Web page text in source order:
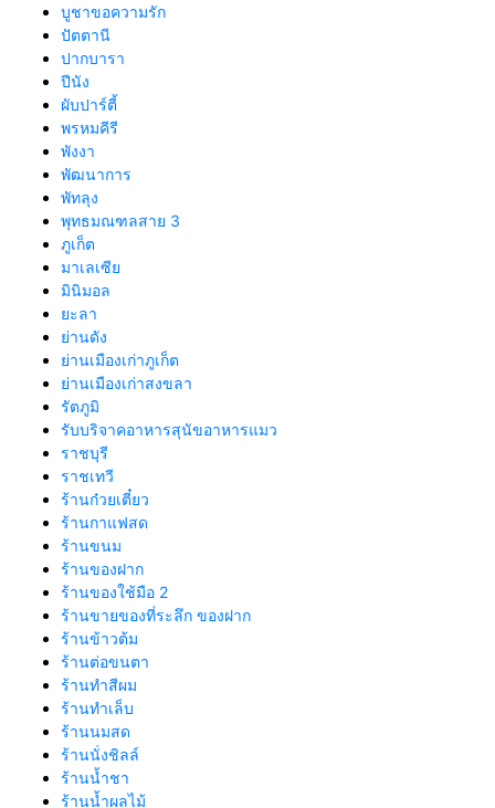
บูชาขอความรัก
ปัตตานี
ปากบารา
ปีนัง
ผับปาร์ตี้
พรหมคีรี
พังงา
พัฒนาการ
พัทลุง
พุทธมณฑลสาย 3
ภูเก็ต
มาเลเซีย
มินิมอล
ยะลา
ย่านดัง
ย่านเมืองเก่าภูเก็ต
ย่านเมืองเก่าสงขลา
รัตภูมิ
รับบริจาคอาหารสุนัขอาหารแมว
ราชบุรี
ราชเทวี
ร้านก๋วยเตี๋ยว
ร้านกาแฟสด
ร้านขนม
ร้านของฝาก
ร้านของใช้มือ 2
ร้านขายของที่ระลึก ของฝาก
ร้านข้าวต้ม
ร้านต่อขนตา
ร้านทำสีผม
ร้านทำเล็บ
ร้านนมสด
ร้านนั่งชิลล์
ร้านน้ำชา
ร้านน้ำผลไม้